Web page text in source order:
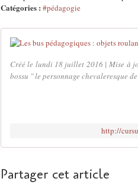
Catégories : #pédagogie
Créé le lundi 18 juillet 2016 | Mise à
bossu " le personnage chevaleresque
http://
Partager cet article